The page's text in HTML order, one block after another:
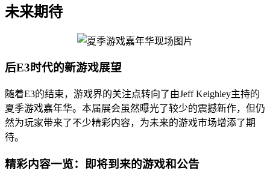
未来期待
后E3时代的新游戏展望
随着E3的结束，游戏界的关注点转向了由Jeff Keighley主持的
夏季游戏嘉年华。本届展会虽然曝光了较少的震撼新作，但仍
然为玩家带来了不少精彩内容，为未来的游戏市场增添了期
待。
精彩内容一览：即将到来的游戏和公告